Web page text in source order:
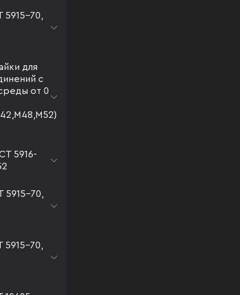
5915-70,
для
с
от 0
5916-
5915-70,
5915-70,